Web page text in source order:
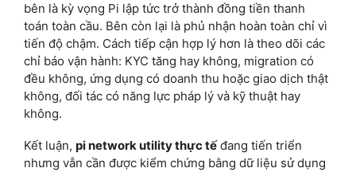
bên là kỳ vọng Pi lập tức trở thành đồng tiền thanh
toán toàn cầu. Bên còn lại là phủ nhận hoàn toàn chỉ vì
tiến độ chậm. Cách tiếp cận hợp lý hơn là theo dõi các
chỉ báo vận hành: KYC tăng hay không, migration có
đều không, ứng dụng có doanh thu hoặc giao dịch thật
không, đối tác có năng lực pháp lý và kỹ thuật hay
không.
Kết luận, pi network utility thực tếđang tiến triển
nhưng vẫn cần được kiểm chứng bằng dữ liệu sử dụng